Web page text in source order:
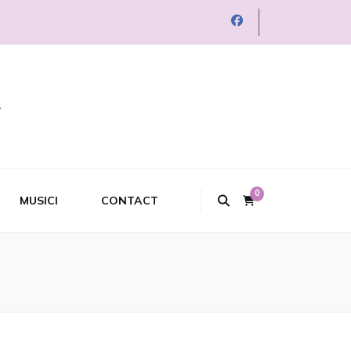
MUSICI CONTACT
0